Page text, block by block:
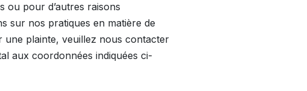
ou pour d’autres raisons
sur nos pratiques en matière de
une plainte, veuillez nous contacter
aux coordonnées indiquées ci-